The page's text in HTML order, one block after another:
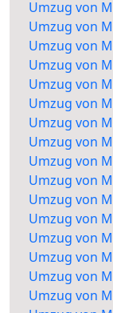
Umzug von
Umzug von
Umzug von
Umzug von
Umzug von
Umzug von
Umzug von
Umzug von
Umzug von
Umzug von
Umzug von
Umzug von
Umzug von
Umzug von
Umzug von
Umzug von